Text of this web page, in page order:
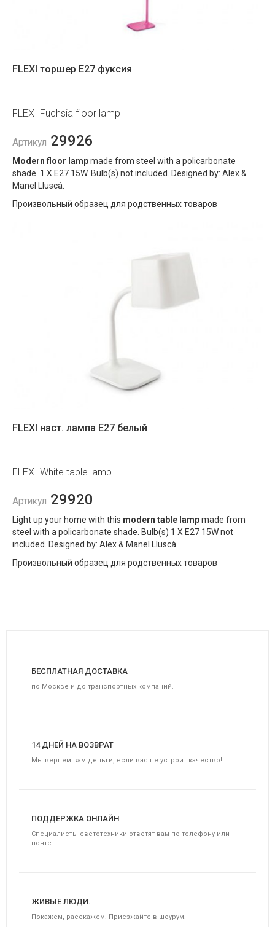
FLEXI торшер E27 фуксия
FLEXI Fuchsia floor lamp
Артикул 29926
Modern floor lampmade from steel with a policarbonate
shade. 1 X E27 15W. Bulb(s) not included. Designed by: Alex &
Manel Lluscà.
Произвольный образец для родственных товаров
FLEXI наст. лампа E27 белый
FLEXI White table lamp
Артикул 29920
Light up your home with this modern table lampmade from
steel with a policarbonate shade. Bulb(s) 1 X E27 15W not
included. Designed by: Alex & Manel Lluscà.
Произвольный образец для родственных товаров
БЕСПЛАТНАЯ ДОСТАВКА
по Москве и до транспортных компаний.
14 ДНЕЙ НА ВОЗВРАТ
Мы вернем вам деньги, если вас не устроит качество!
ПОДДЕРЖКА ОНЛАЙН
Специалисты-светотехники ответят вам по телефону или
почте.
ЖИВЫЕ ЛЮДИ.
Покажем, расскажем. Приезжайте в шоурум.